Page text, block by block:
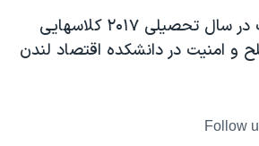
رهبری ایران
نوبل صلح
خانم جولی قرار است در سال تحصیلی ۲۰۱۷ کلاسهایی
و امنیت در دانشکده اقتصاد لندن
Follow